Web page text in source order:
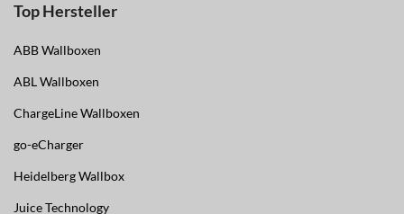
Top Hersteller
ABB Wallboxen
ABL Wallboxen
ChargeLine Wallboxen
go-eCharger
Heidelberg Wallbox
Juice Technology